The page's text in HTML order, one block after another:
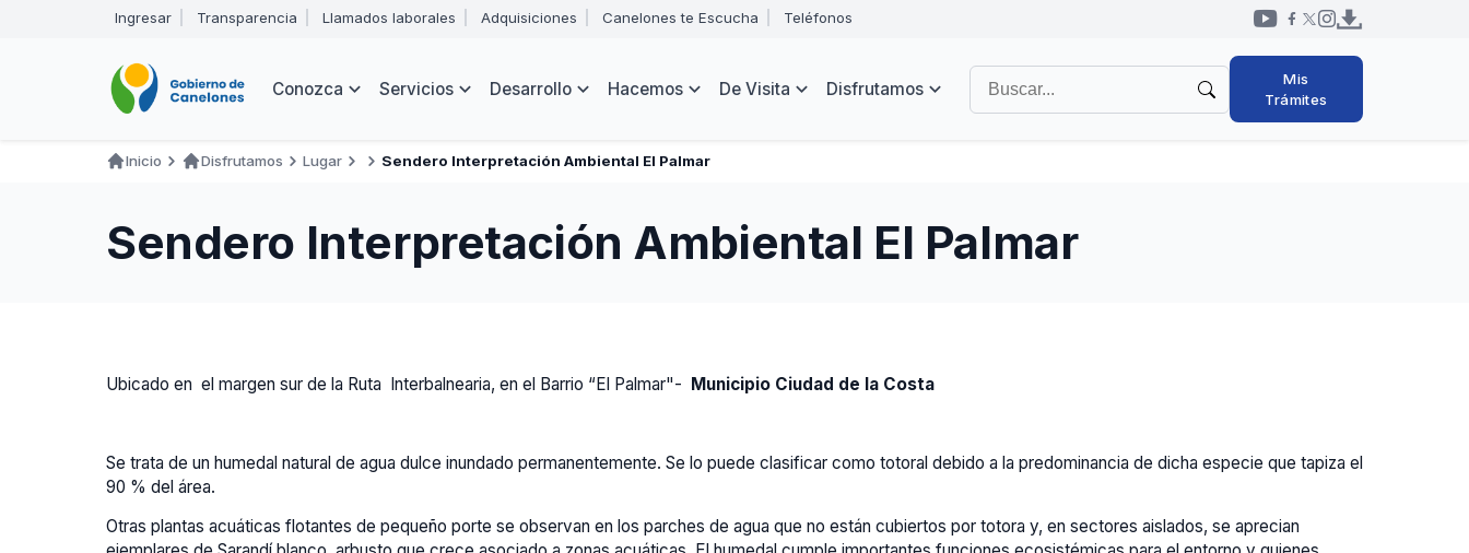
de
Abrir
menú
navegación
Ingresar Transparencia Llamados laborales Adquisiciones Canelones te Escucha Teléfonos
Redes
sociales
cabezal
Navegación
Conozca Servicios Desarrollo Hacemos De Visita Disfrutamos
Buscar
en
el
Mis
Trámites
navegación
Inicio Disfrutamos Lugar Sendero Interpretación Ambiental El Palmar
Sendero Interpretación Ambiental El Palmar
Ubicado en el margen sur de la Ruta Interbalnearia, en el Barrio “El Palmar"- Municipio Ciudad de la Costa
Se trata de un humedal natural de agua dulce inundado permanentemente. Se lo puede clasificar como totoral debido a la predominancia de dicha especie que tapiza el
90 % del área.
Otras plantas acuáticas flotantes de pequeño porte se observan en los parches de agua que no están cubiertos por totora y, en sectores aislados, se aprecian